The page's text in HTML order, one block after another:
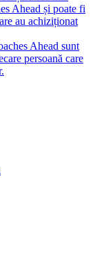
Ahead și poate fi
au achiziționat
Ahead sunt
persoană care